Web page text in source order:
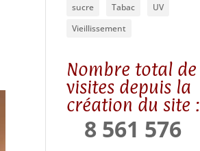
sucre
Tabac
UV
Vieillissement
Nombre total de
visites depuis la
création du site :
8 561 576